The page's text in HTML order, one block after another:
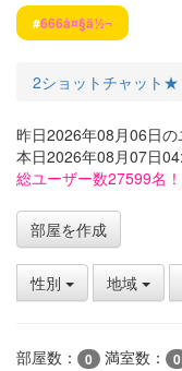
#666å¤§ä½¬
2ショットチャット★
昨日2026年08月06日
本日2026年08月07日
総ユーザー数27599名
部屋を作成
性別 地域
部屋数： 0 満室数： 0